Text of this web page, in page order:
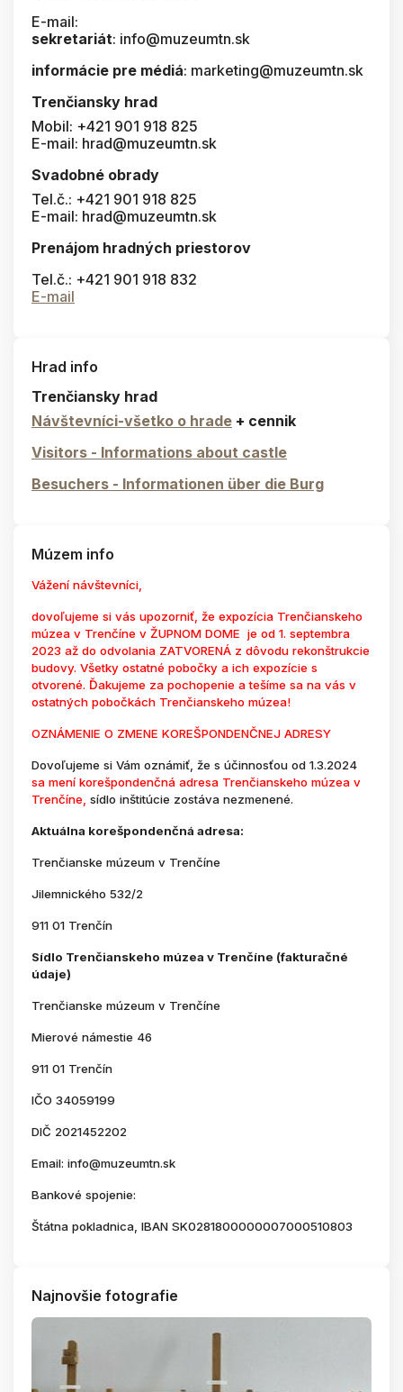
E-mail:
sekretariát: info@muzeumtn.sk
informácie pre médiá: marketing@muzeumtn.sk
Trenčiansky hrad
Mobil: +421 901 918 825
E-mail: hrad@muzeumtn.sk
Svadobné obrady
Tel.č.: +421 901 918 825
E-mail: hrad@muzeumtn.sk
Prenájom hradných priestorov
Tel.č.: +421 901 918 832
E-mail
Hrad info
Trenčiansky hrad
Návštevníci-všetko o hrade + cennik
Visitors - Informations about castle
Besuchers - Informationen über die Burg
Múzem info
Vážení návštevníci,
dovoľujeme si vás upozorniť, že expozícia Trenčianskeho
múzea v Trenčíne v ŽUPNOM DOME je od 1. septembra
2023 až do odvolania ZATVORENÁ z dôvodu rekonštrukcie
budovy. Všetky ostatné pobočky a ich expozície s
otvorené. Ďakujeme za pochopenie a tešíme sa na vás v
ostatných pobočkách Trenčianskeho múzea!
OZNÁMENIE O ZMENE KOREŠPONDENČNEJ ADRESY
Dovoľujeme si Vám oznámiť, že s účinnosťou od 1.3.2024
sa mení korešpondenčná adresa Trenčianskeho múzea v
Trenčíne, sídlo inštitúcie zostáva nezmenené.
Aktuálna korešpondenčná adresa:
Trenčianske múzeum v Trenčíne
Jilemnického 532/2
911 01 Trenčín
Sídlo Trenčianskeho múzea v Trenčíne (fakturačné
údaje)
Trenčianske múzeum v Trenčíne
Mierové námestie 46
911 01 Trenčín
IČO 34059199
DIČ 2021452202
Email: info@muzeumtn.sk
Bankové spojenie:
Štátna pokladnica, IBAN SK0281800000007000510803
Najnovšie fotografie